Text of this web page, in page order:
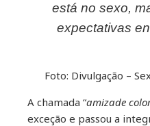
está no sexo,
expectativas
Foto: Divulgação –
A chamada “amizade
exceção e passou a